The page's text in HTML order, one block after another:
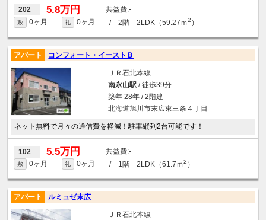
202 5.8万円 -
敷 0ヶ月 礼 0ヶ月 / 2階 2LDK（59.27ｍ2 ）
アパート コンフォート・イーストＢ
ＪＲ石北本線
南永山駅/ 徒歩39分
築年 28年 / 2階建
北海道旭川市末広東三条４丁目
ネット無料で月々の通信費を軽減！駐車縦列2台可能です！
102 5.5万円 -
敷 0ヶ月 礼 0ヶ月 / 1階 2LDK（61.7ｍ2 ）
アパート ルミュゼ末広
ＪＲ石北本線